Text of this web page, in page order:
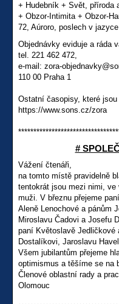
+ Hudebník + Svět, příroda
+ Obzor-Intimita + Obzor-
72, Aúroro, poslech v
Objednávky eviduje a ráda
tel. 221 462 472,
e-mail: zora-
110 00 Praha 1
Ostatní časopisy, které
https://www.sons.cz/zora
#
Vážení čtenáři,
na tomto místě pravidelně
tentokrát jsou mezi nimi,
muži. V březnu přejeme
Aleně Lenochové a pánům
Miroslavu Čadovi a Josefu
paní Květoslavě Jedličkové
Dostalíkovi, Jaroslavu
Všem jubilantům přejeme
optimismus a těšíme se na
Členové oblastní rady a
Olomouc